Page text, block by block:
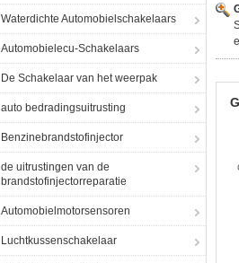
Waterdichte Automobielschakelaars
Automobielecu-Schakelaars
De Schakelaar van het weerpak
auto bedradingsuitrusting
Benzinebrandstofinjector
de uitrustingen van de
brandstofinjectorreparatie
Automobielmotorsensoren
Luchtkussenschakelaar